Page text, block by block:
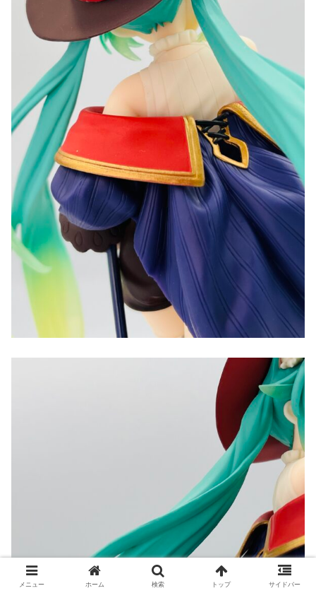
メニュー ホーム 検索 トップ サイドバー